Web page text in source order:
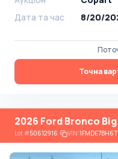
Дата та час
8/20/
Точна
2026 Ford Bronco
Lot#50612916 VIN: